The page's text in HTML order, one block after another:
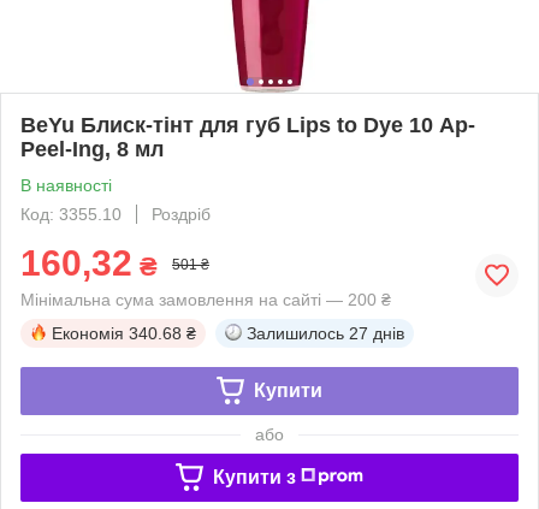
BeYu Блиск-тінт для губ Lips to Dye 10 Ap-
Peel-Ing, 8 мл
В наявності
Код: 3355.10
Роздріб
160,32 ₴ 501 ₴
Мінімальна сума замовлення на сайті — 200 ₴
Економія 340.68 ₴ Залишилось 27 днів
Купити
або
Купити з